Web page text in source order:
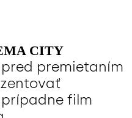
CITY
premietaním
film